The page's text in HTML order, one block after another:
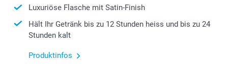
Luxuriöse Flasche mit Satin-Finish
Hält Ihr Getränk bis zu 12 Stunden heiss und bis zu 24
Stunden kalt
Produktinfos